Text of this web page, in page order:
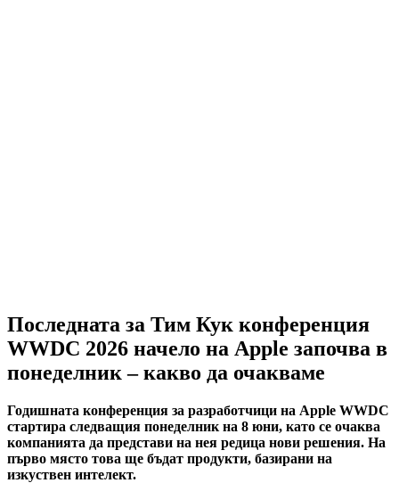
Последната за Тим Кук конференция
WWDC 2026 начело на Apple започва в
понеделник – какво да очакваме
Годишната конференция за разработчици на Apple WWDC
стартира следващия понеделник на 8 юни, като се очаква
компанията да представи на нея редица нови решения. На
първо място това ще бъдат продукти, базирани на
изкуствен интелект.